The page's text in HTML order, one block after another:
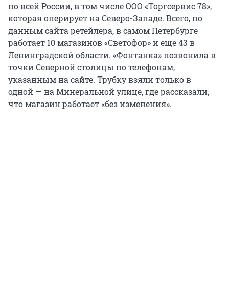
по всей России, в том числе ООО «Торгсервис 78»,
которая оперирует на Северо-Западе. Всего, по
данным сайта ретейлера, в самом Петербурге
работает 10 магазинов «Светофор» и еще 43 в
Ленинградской области. «Фонтанка» позвонила в
точки Северной столицы по телефонам,
указанным на сайте. Трубку взяли только в
одной — на Минеральной улице, где рассказали,
что магазин работает «без изменения».